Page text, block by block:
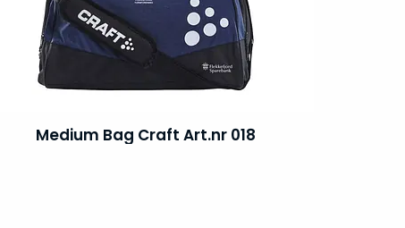
Medium Bag Craft Art.nr 018